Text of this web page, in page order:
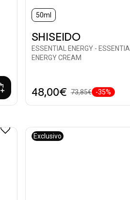
50ml
SHISEIDO
ESSENTIAL ENERGY - ESSENTIAL
ENERGY CREAM
48,00€ 73,85€ -35%
Exclusivo